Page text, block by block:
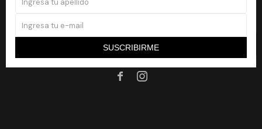
SUSCRIBIRME
¡Suscribite a nuestro newsletter y accedé a un 10% off en tu primera
 